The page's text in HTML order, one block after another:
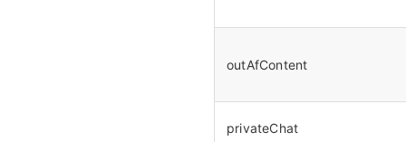
outAfContent
privateChat